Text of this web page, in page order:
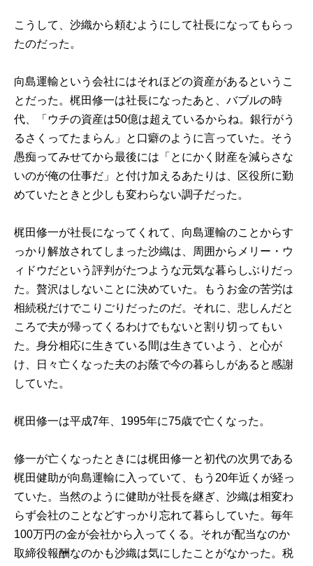
こうして、沙織から頼むようにして社長になってもらっ
たのだった。
向島運輸という会社にはそれほどの資産があるというこ
とだった。梶田修一は社長になったあと、バブルの時
代、「ウチの資産は50億は超えているからね。銀行がう
るさくってたまらん」と口癖のように言っていた。そう
愚痴ってみせてから最後には「とにかく財産を減らさな
いのが俺の仕事だ」と付け加えるあたりは、区役所に勤
めていたときと少しも変わらない調子だった。
梶田修一が社長になってくれて、向島運輸のことからす
っかり解放されてしまった沙織は、周囲からメリー・ウ
ィドウだという評判がたつような元気な暮らしぶりだっ
た。贅沢はしないことに決めていた。もうお金の苦労は
相続税だけでこりごりだったのだ。それに、悲しんだと
ころで夫が帰ってくるわけでもないと割り切ってもい
た。身分相応に生きている間は生きていよう、と心が
け、日々亡くなった夫のお蔭で今の暮らしがあると感謝
していた。
梶田修一は平成7年、1995年に75歳で亡くなった。
修一が亡くなったときには梶田修一と初代の次男である
梶田健助が向島運輸に入っていて、もう20年近くが経っ
ていた。当然のように健助が社長を継ぎ、沙織は相変わ
らず会社のことなどすっかり忘れて暮らしていた。毎年
100万円の金が会社から入ってくる。それが配当なのか
取締役報酬なのかも沙織は気にしたことがなかった。税